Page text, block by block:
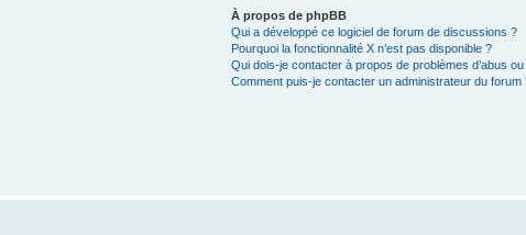
À propos de phpBB
Qui a développé ce logiciel de forum de discussions ?
Pourquoi la fonctionnalité X n’est pas disponible ?
Qui dois-je contacter à propos de problèmes d’abus
Comment puis-je contacter un administrateur du forum